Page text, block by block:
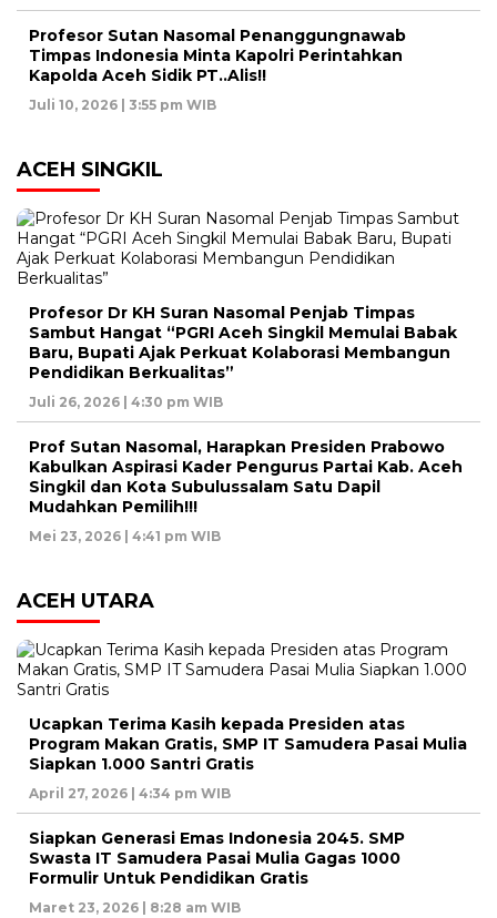
Profesor Sutan Nasomal Penanggungnawab
Timpas Indonesia Minta Kapolri Perintahkan
Kapolda Aceh Sidik PT..Alis!!
Juli 10, 2026 | 3:55 pm WIB
ACEH SINGKIL
Profesor Dr KH Suran Nasomal Penjab Timpas
Sambut Hangat “PGRI Aceh Singkil Memulai Babak
Baru, Bupati Ajak Perkuat Kolaborasi Membangun
Pendidikan Berkualitas”
Juli 26, 2026 | 4:30 pm WIB
Prof Sutan Nasomal, Harapkan Presiden Prabowo
Kabulkan Aspirasi Kader Pengurus Partai Kab. Aceh
Singkil dan Kota Subulussalam Satu Dapil
Mudahkan Pemilih!!!
Mei 23, 2026 | 4:41 pm WIB
ACEH UTARA
Ucapkan Terima Kasih kepada Presiden atas
Program Makan Gratis, SMP IT Samudera Pasai Mulia
Siapkan 1.000 Santri Gratis
April 27, 2026 | 4:34 pm WIB
Siapkan Generasi Emas Indonesia 2045. SMP
Swasta IT Samudera Pasai Mulia Gagas 1000
Formulir Untuk Pendidikan Gratis
Maret 23, 2026 | 8:28 am WIB